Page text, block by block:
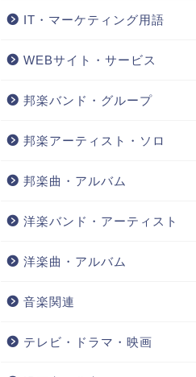
IT・マーケティング用語
WEBサイト・サービス
邦楽バンド・グループ
邦楽アーティスト・ソロ
邦楽曲・アルバム
洋楽バンド・アーティスト
洋楽曲・アルバム
音楽関連
テレビ・ドラマ・映画